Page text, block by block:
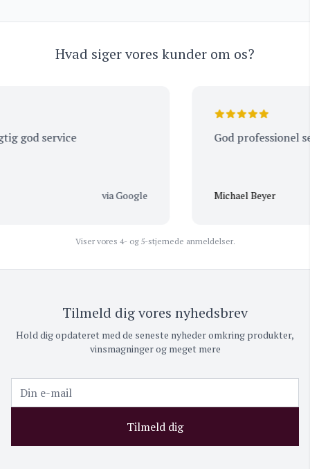
Hvad siger vores kunder om os?
service
via Google
God professionel
Michael Beyer
Viser vores 4- og 5-stjernede anmeldelser.
Tilmeld dig vores nyhedsbrev
Hold dig opdateret med de seneste nyheder omkring produkter,
vinsmagninger og meget mere
Tilmeld dig